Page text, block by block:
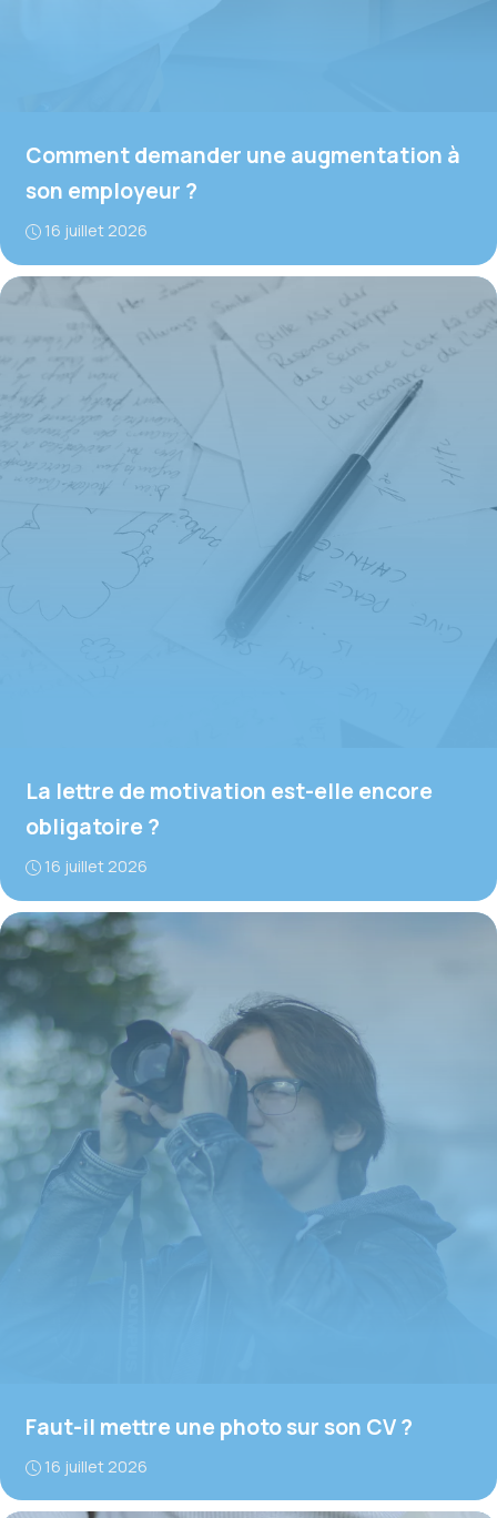
Comment demander une augmentation à
son employeur ?
16 juillet 2026
La lettre de motivation est-elle encore
obligatoire ?
16 juillet 2026
Faut-il mettre une photo sur son CV ?
16 juillet 2026